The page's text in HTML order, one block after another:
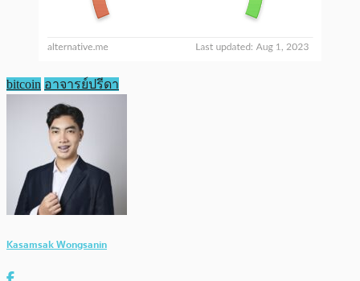
bitcoin อาจารย์ปรีดา
Kasamsak Wongsanin